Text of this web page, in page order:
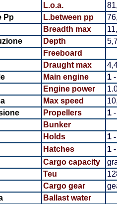
L.o.a.
Pp
L.between pp
Breadth max
Depth
Freeboard
Draught max
Main engine 1
Engine power
Max speed
Propellers 1 -
Bunker
Holds
1
Hatches
1
Cargo capacity
Teu
Cargo gear
Ballast water